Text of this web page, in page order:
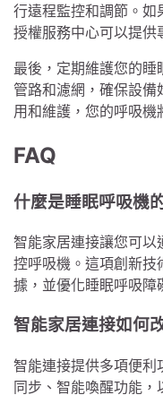
行遠程監控和調節。如
授權服務中心可以提供
最後，定期維護您的
管路和濾網，確保設
用和維護，您的呼吸機
FAQ
什麼是睡眠呼吸機
智能家居連接讓您可以
控呼吸機。這項創新技
據，並優化睡眠呼吸障
智能家居連接如何
智能連接提供多項便利
同步、智能喚醒功能